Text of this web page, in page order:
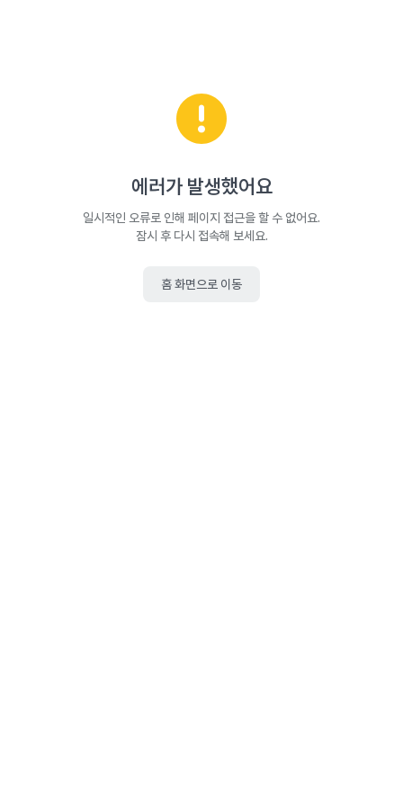
에러가 발생했어요
일시적인 오류로 인해 페이지 접근을 할 수 없어요.
잠시 후 다시 접속해 보세요.
홈 화면으로 이동